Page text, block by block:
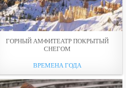
ГОРНЫЙ АМФИТЕАТР ПОКРЫТЫЙ
СНЕГОМ
ВРЕМЕНА ГОДА